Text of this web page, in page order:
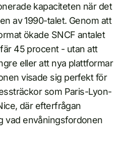
kapaciteten när det
av 1990-talet. Genom att
ökade SNCF antalet
45 procent - utan att
eller att nya plattformar
visade sig perfekt för
som Paris-Lyon-
där efterfrågan
vad envåningsfordonen